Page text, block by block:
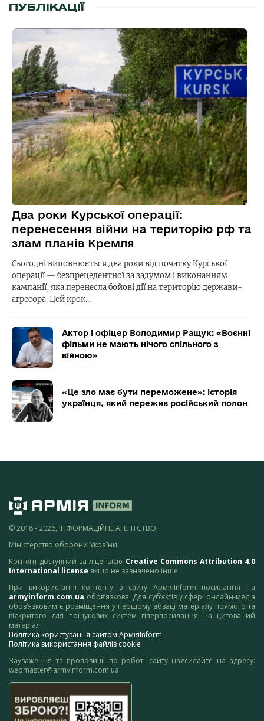
ПУБЛІКАЦІЇ
Два роки Курської операції:
перенесення війни на територію рф та
злам планів Кремля
Сьогодні виповнюється два роки від початку Курської
операції — безпрецедентної за задумом і виконанням
кампанії, яка перенесла бойові дії на територію держави-
агресора. Цей крок…
Актор і офіцер Володимир Ращук: «Воєнні
фільми не мають нічого спільного з
війною»
«Це зло має бути переможене»: історія
українця, який пережив російський полон
© 2018 - 2026, ІНФОРМАЦІЙНЕ АГЕНТСТВО,
Міністерство оборони України
Контент доступний за ліцензією Creative Commons Attribution 4.0
International license якщо не зазначено інше.
При використанні контенту з сайту АрміяInform посилання на
armyinform.com.ua обов’язкове. Для суб’єктів у сфері онлайн-медіа
обов’язковим є розміщення у першому абзаці матеріалу прямого та
відкритого для пошукових систем гіперпосилання на цитований
матеріал.
Політика користування сайтом АрміяInform
Політика використання файлів cookie
Зауваження та пропозиції по роботі сайту надсилайте на адресу:
webmaster@armyinform.com.ua